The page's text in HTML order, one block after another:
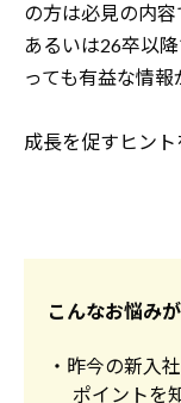
の方は必見の内容
あるいは26卒以
っても有益な情報
成長を促すヒント
こんなお悩み
・昨今の新入
ポイントを